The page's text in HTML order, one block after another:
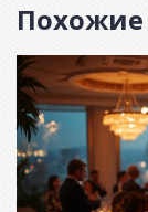
Похожие